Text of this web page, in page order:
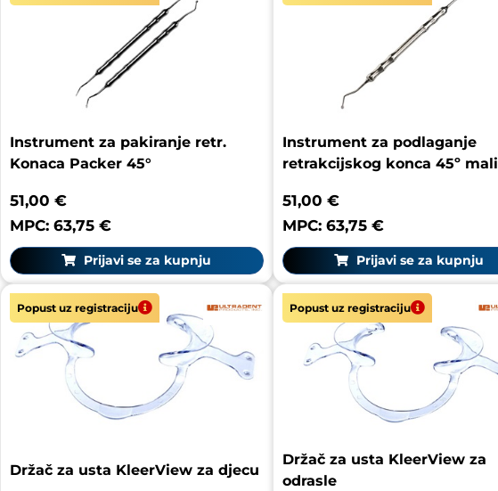
Instrument za pakiranje retr.
Konaca Packer 45°
51,00 €
MPC: 63,75 €
Prijavi se za kupnju
Instrument za podlaganje
retrakcijskog konca 45º mali
51,00 €
MPC: 63,75 €
Prijavi se za kupnju
Popust uz registraciju
Držač za usta KleerView za djecu
Popust uz registraciju
Držač za usta KleerView za
odrasle